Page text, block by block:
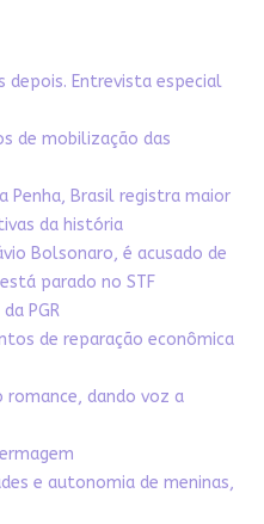
depois. Entrevista especial
de mobilização das
Penha, Brasil registra maior
da história
Bolsonaro, é acusado de
parado no STF
PGR
de reparação econômica
romance, dando voz a
e autonomia de meninas,